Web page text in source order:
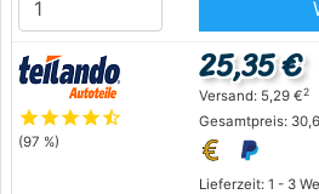
starstarstarstarstar_half
(97 %)
Lieferzeit: 1 - 3
25,35 €
Versand: 5,29 €2
Gesamtpreis: